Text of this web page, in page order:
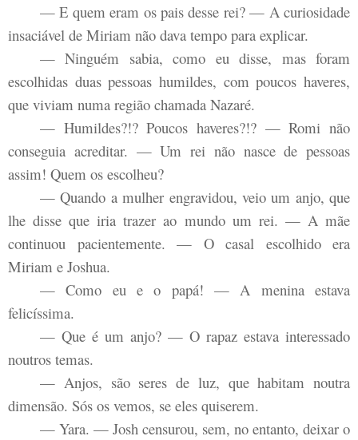
— E quem eram os pais desse rei? — A curiosidade
insaciável de Miriam não dava tempo para explicar.
— Ninguém sabia, como eu disse, mas foram
escolhidas duas pessoas humildes, com poucos haveres,
que viviam numa região chamada Nazaré.
— Humildes?!? Poucos haveres?!? — Romi não
conseguia acreditar. — Um rei não nasce de pessoas
assim! Quem os escolheu?
— Quando a mulher engravidou, veio um anjo, que
lhe disse que iria trazer ao mundo um rei. — A mãe
continuou pacientemente. — O casal escolhido era
Miriam e Joshua.
— Como eu e o papá! — A menina estava
felicíssima.
— Que é um anjo? — O rapaz estava interessado
noutros temas.
— Anjos, são seres de luz, que habitam noutra
dimensão. Sós os vemos, se eles quiserem.
— Yara. — Josh censurou, sem, no entanto, deixar o